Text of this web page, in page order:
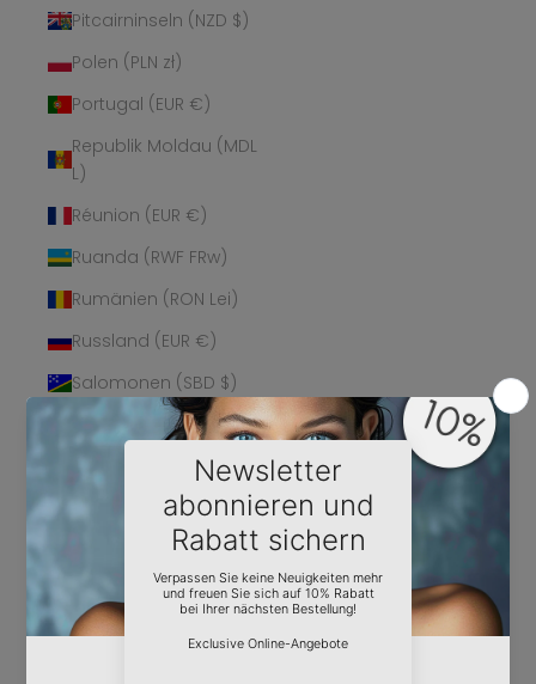
Pitcairninseln (NZD $)
Polen (PLN zł)
Portugal (EUR €)
Republik Moldau (MDL
L)
Réunion (EUR €)
Ruanda (RWF FRw)
Rumänien (RON Lei)
Russland (EUR €)
Salomonen (SBD $)
Sambia (EUR €)
Samoa (WST T)
San Marino (EUR €)
São Tomé und
Príncipe (STD Db)
Saudi-Arabien (SAR